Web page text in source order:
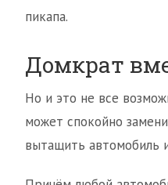
пикапа.
Домкрат
Но и это не все
может спокойно
вытащить автомобиль